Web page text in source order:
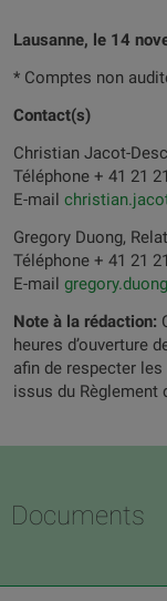
Lausanne, le 14
* Comptes non
Contact(s)
Christian Jacot-
Téléphone + 41 21
E-mail
Gregory Duong,
Téléphone + 41 21
E-mail
Note à la rédaction:
heures d’ouverture
afin de respecter
issus du
Documents